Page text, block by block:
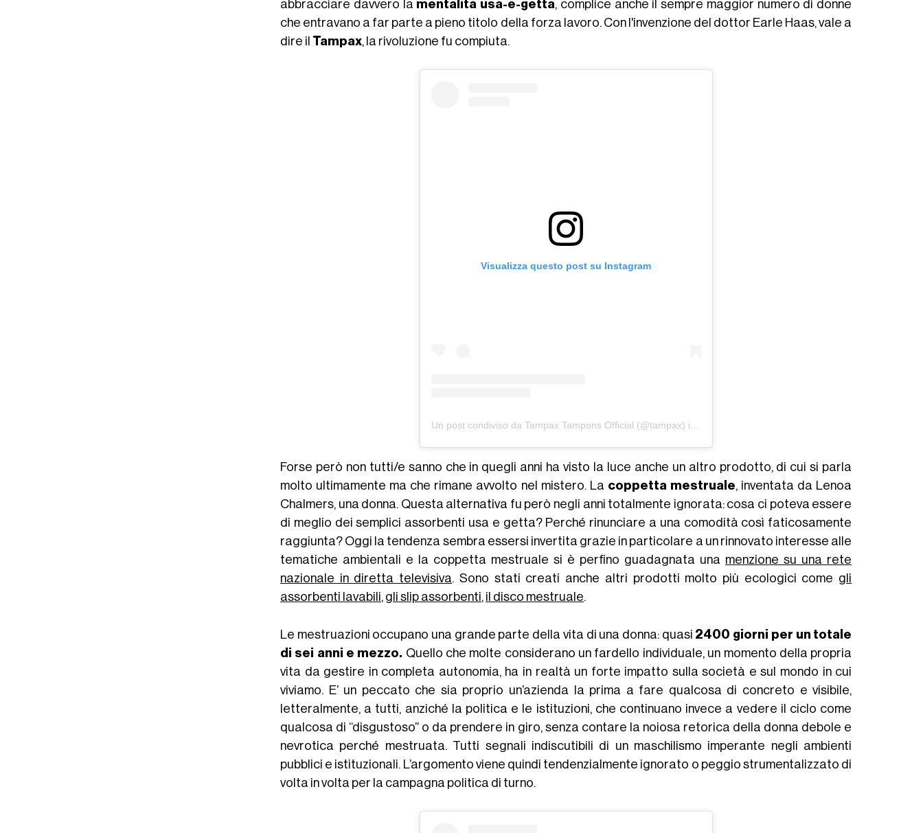
abbracciare davvero la mentalità usa-e-getta, complice anche il sempre maggior numero di donne
che entravano a far parte a pieno titolo della forza lavoro. Con l'invenzione del dottor Earle Haas, vale a
dire il Tampax, la rivoluzione fu compiuta.
Visualizza questo post su Instagram
Un post condiviso da Tampax Tampons Official (@tampax) in data:
Forse però non tutti/e sanno che in quegli anni ha visto la luce anche un altro prodotto, di cui si parla
molto ultimamente ma che rimane avvolto nel mistero. La coppetta mestruale, inventata da Lenoa
Chalmers, una donna. Questa alternativa fu però negli anni totalmente ignorata: cosa ci poteva essere
di meglio dei semplici assorbenti usa e getta? Perché rinunciare a una comodità così faticosamente
raggiunta? Oggi la tendenza sembra essersi invertita grazie in particolare a un rinnovato interesse alle
tematiche ambientali e la coppetta mestruale si è perfino guadagnata una menzione su una rete
nazionale in diretta televisiva. Sono stati creati anche altri prodotti molto più ecologici come gli
assorbenti lavabili, gli slip assorbenti, il disco mestruale.
Le mestruazioni occupano una grande parte della vita di una donna: quasi 2400 giorni per un totale
di sei anni e mezzo. Quello che molte considerano un fardello individuale, un momento della propria
vita da gestire in completa autonomia, ha in realtà un forte impatto sulla società e sul mondo in cui
viviamo. E’ un peccato che sia proprio un’azienda la prima a fare qualcosa di concreto e visibile,
letteralmente, a tutti, anziché la politica e le istituzioni, che continuano invece a vedere il ciclo come
qualcosa di “disgustoso” o da prendere in giro, senza contare la noiosa retorica della donna debole e
nevrotica perché mestruata. Tutti segnali indiscutibili di un maschilismo imperante negli ambienti
pubblici e istituzionali. L’argomento viene quindi tendenzialmente ignorato o peggio strumentalizzato di
volta in volta per la campagna politica di turno.